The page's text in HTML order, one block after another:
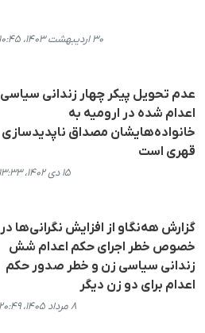
۳۰ اردیبهشت ۱۴۰۳، ۱۰:۴۵
عدم تحویل پیکر چهار زندانی سیاسی
اعدام شده در ارومیه به
خانواده‌هایشان مصداق ناپدیدسازی
قهری است
۱۵ دی ۱۴۰۲، ۱۳:۳۳
گزارش هه‌نگاو از افزایش نگرانی‌ها در
خصوص خطر اجرای حکم اعدام شش
زندانی سیاسی زن و خطر صدور حکم
اعدام برای دو زن دیگر
۸ مرداد ۱۴۰۵، ۲۰:۴۹